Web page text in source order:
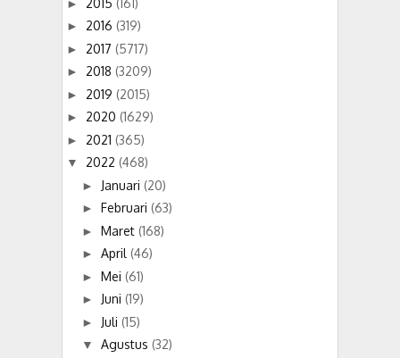
►
► 2016 (319)
► 2017 (5717)
► 2018 (3209)
► 2019 (2015)
► 2020 (1629)
► 2021 (365)
▼ 2022 (468)
► Januari (20)
► Februari (63)
► Maret (168)
► April (46)
► Mei (61)
► Juni (19)
► Juli (15)
▼ Agustus (32)